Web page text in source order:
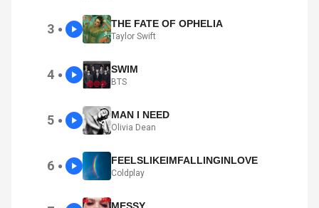
3 ● THE FATE OF OPHELIA
Taylor Swift
4 ● SWIM
BTS
5 ● MAN I NEED
Olivia Dean
6 ● FEELSLIKEIMFALLINGINLOVE
Coldplay